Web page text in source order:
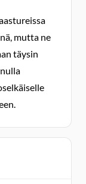
mutta ne
täysin